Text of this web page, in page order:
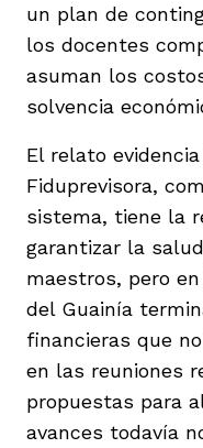
un plan de
los docentes
asuman los
solvencia
El relato
Fiduprevisora,
sistema, tiene la
garantizar la
maestros, pero
del Guainía
financieras que
en las reuniones
propuestas para
avances todavía